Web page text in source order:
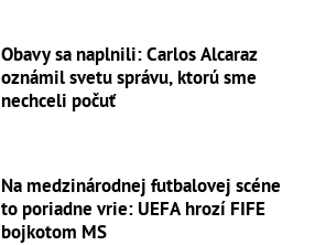
Obavy sa naplnili: Carlos Alcaraz
oznámil svetu správu, ktorú sme
nechceli počuť
Na medzinárodnej futbalovej scéne
to poriadne vrie: UEFA hrozí FIFE
bojkotom MS